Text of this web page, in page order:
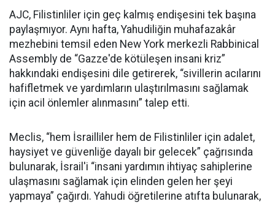
AJC, Filistinliler için geç kalmış endişesini tek başına
paylaşmıyor. Aynı hafta, Yahudiliğin muhafazakâr
mezhebini temsil eden New York merkezli Rabbinical
Assembly de “Gazze'de kötüleşen insani kriz”
hakkındaki endişesini dile getirerek, “sivillerin acılarını
hafifletmek ve yardımların ulaştırılmasını sağlamak
için acil önlemler alınmasını” talep etti.
Meclis, “hem İsrailliler hem de Filistinliler için adalet,
haysiyet ve güvenliğe dayalı bir gelecek” çağrısında
bulunarak, İsrail'i “insani yardımın ihtiyaç sahiplerine
ulaşmasını sağlamak için elinden gelen her şeyi
yapmaya” çağırdı. Yahudi öğretilerine atıfta bulunarak,